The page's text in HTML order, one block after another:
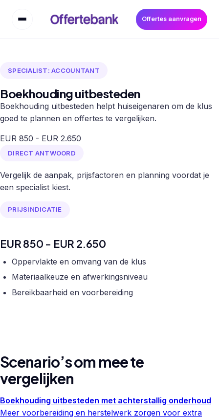
Offertes aanvragen
SPECIALIST: ACCOUNTANT
Boekhouding uitbesteden
Boekhouding uitbesteden helpt huiseigenaren om de klus
goed te plannen en offertes te vergelijken.
EUR 850 - EUR 2.650
DIRECT ANTWOORD
Vergelijk de aanpak, prijsfactoren en planning voordat je
een specialist kiest.
PRIJSINDICATIE
EUR 850 - EUR 2.650
Oppervlakte en omvang van de klus
Materiaalkeuze en afwerkingsniveau
Bereikbaarheid en voorbereiding
Scenario’s om mee te
vergelijken
Boekhouding uitbesteden met achterstallig onderhoud
Meer voorbereiding en herstelwerk zorgen voor extra